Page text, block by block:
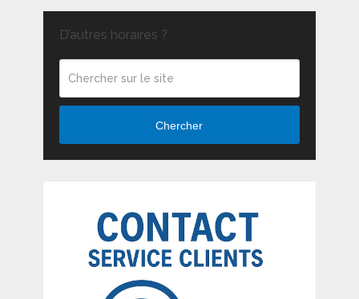
D’autres horaires ?
Chercher